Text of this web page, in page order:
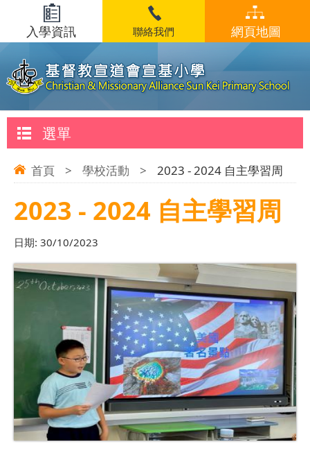
入學資訊 聯絡我們 網頁地圖
選單
首頁 > 學校活動 > 2023 - 2024 自主學習周
2023 - 2024 自主學習周
日期: 30/10/2023